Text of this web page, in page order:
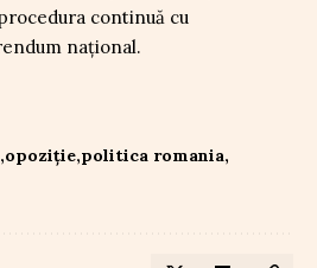
continuă cu
național.
opoziție politica romania